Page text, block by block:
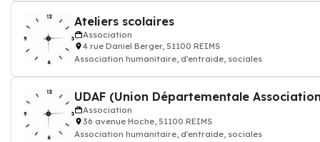
Ateliers scolaires
Association
4 rue Daniel Berger, 51100 REIMS
Association humanitaire, d'entraide, sociales
Association
36 avenue Hoche, 51100 REIMS
Association humanitaire, d'entraide, sociales